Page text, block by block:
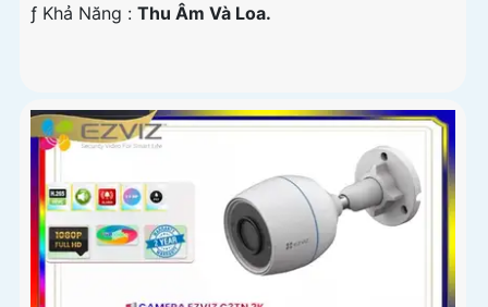
️ƒ Khả Năng : Thu Âm Và Loa.